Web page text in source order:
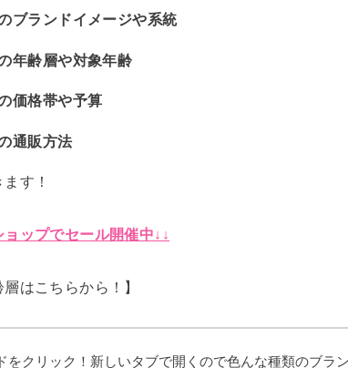
ブランドイメージや系統
年齢層や対象年齢
価格帯や予算
通販方法
す！
ップでセール開催中↓↓
はこちらから！】
をクリック！新しいタブで開くので色んな種類のブラ